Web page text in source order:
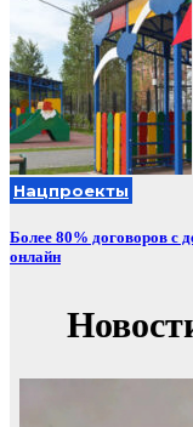
Нацпроекты
Более 80% договоров с
онлайн